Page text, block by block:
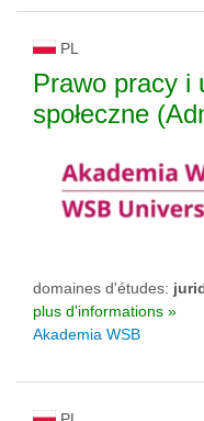
PL
Prawo pracy i
społeczne
domaines d'études:
plus d'informations »
Akademia WSB